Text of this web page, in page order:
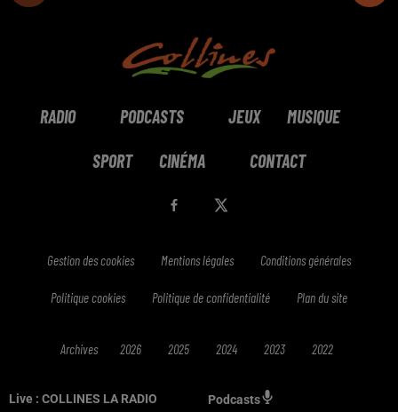
Live : COLLINES LA RADIO Podcasts
RADIO PODCASTS JEUX MUSIQUE
SPORT CINÉMA CONTACT
Gestion des cookies Mentions légales Conditions générales
Politique cookies Politique de confidentialité Plan du site
Archives 2026 2025 2024 2023 2022